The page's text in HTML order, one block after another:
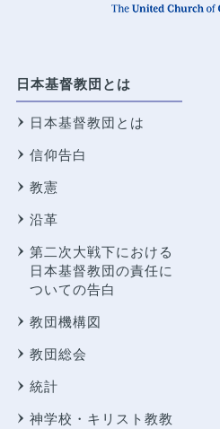
日本基督教団とは
日本基督教団とは
信仰告白
教憲
沿革
第二次大戦下における
日本基督教団の責任に
ついての告白
教団機構図
教団総会
統計
神学校・キリスト教教